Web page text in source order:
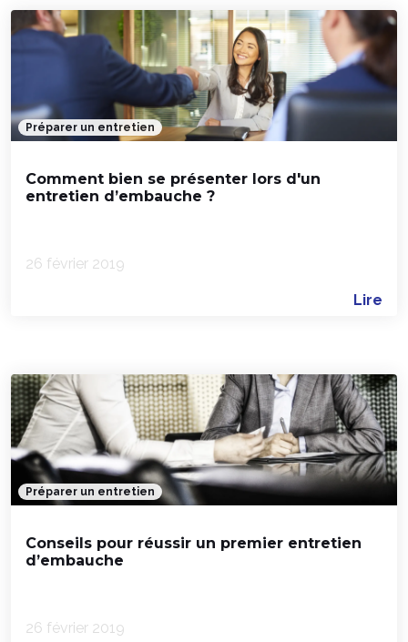
Préparer un entretien
Comment bien se présenter lors d'un
entretien d’embauche ?
26 février 2019
Lire
Préparer un entretien
Conseils pour réussir un premier entretien
d’embauche
26 février 2019